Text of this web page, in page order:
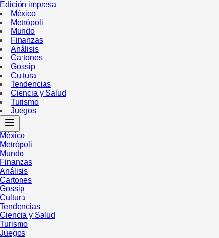
Edición impresa
México
Metrópoli
Mundo
Finanzas
Análisis
Cartones
Gossip
Cultura
Tendencias
Ciencia y Salud
Turismo
Juegos
México
Metrópoli
Mundo
Finanzas
Análisis
Cartones
Gossip
Cultura
Tendencias
Ciencia y Salud
Turismo
Juegos